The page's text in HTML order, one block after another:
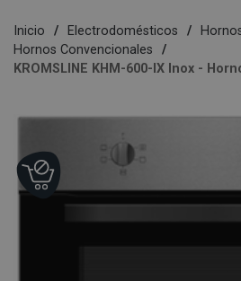
Inicio Electrodomésticos
Hornos Convencionales
KROMSLINE KHM-600-IX Inox -